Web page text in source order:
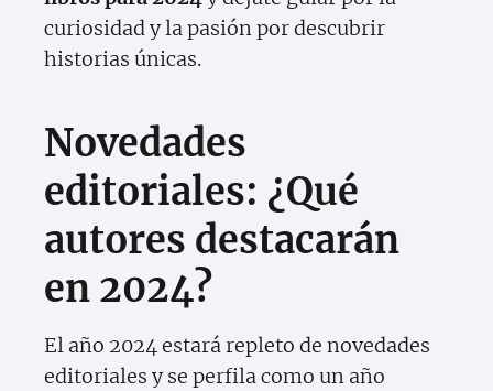
curiosidad y la pasión por descubrir
historias únicas.
Novedades
editoriales: ¿Qué
autores destacarán
en 2024?
El año 2024 estará repleto de novedades
editoriales y se perfila como un año